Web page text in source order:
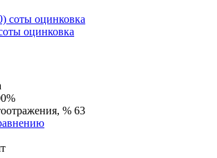
оцинковка
% 63